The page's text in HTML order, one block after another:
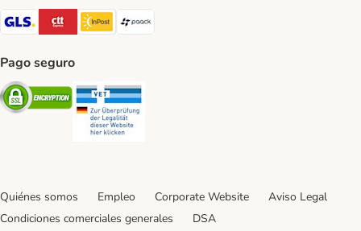
GLS Shipping Method
CTTExpress Shipping Method
InPost Shipping Method
paack Shipping Method
Pago seguro
Security
Quiénes somos Empleo Corporate Website
Aviso Legal
Condiciones comerciales generales
DSA